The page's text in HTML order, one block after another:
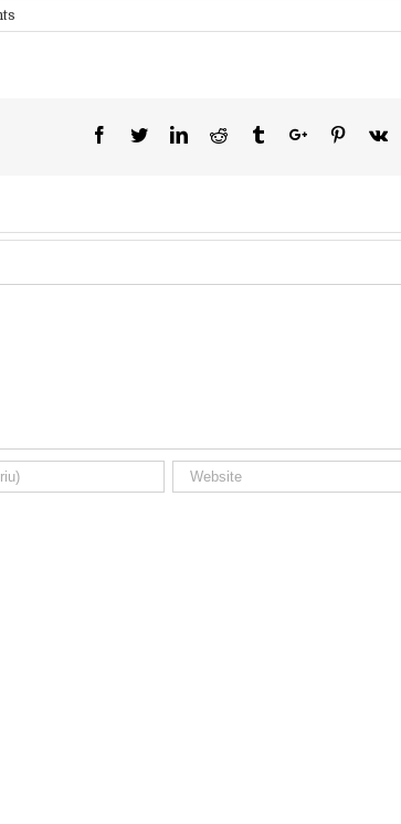
Facebook
TwitterLinkedinReddit TumblrGoogle+Pinterest
Vk